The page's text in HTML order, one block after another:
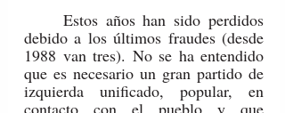
debido a los últimos fraudes (desde
1988 van tres). No se ha entendido
que es necesario un gran partido de
izquierda unificado, popular, en